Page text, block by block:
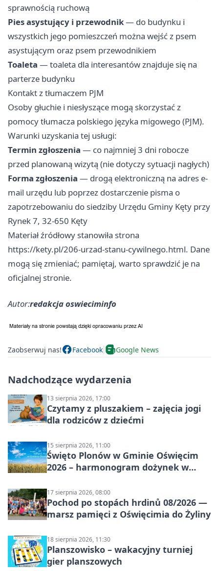
sprawnością ruchową
Pies asystujący i przewodnik— do budynku i
wszystkich jego pomieszczeń można wejść z psem
asystującym oraz psem przewodnikiem
Toaleta — toaleta dla interesantów znajduje się na
parterze budynku
Kontakt z tłumaczem PJM
Osoby głuchie i niesłyszące mogą skorzystać z
pomocy tłumacza polskiego języka migowego (PJM).
Warunki uzyskania tej usługi:
Termin zgłoszenia — co najmniej 3 dni robocze
przed planowaną wizytą (nie dotyczy sytuacji nagłych)
Forma zgłoszenia — drogą elektroniczną na adres e-
mail urzędu lub poprzez dostarczenie pisma o
zapotrzebowaniu do siedziby Urzędu Gminy Kęty przy
Rynek 7, 32-650 Kęty
Materiał źródłowy stanowiła strona
https://kety.pl/206-urzad-stanu-cywilnego.html. Dane
mogą się zmieniać; pamiętaj, warto sprawdzić je na
oficjalnej stronie.
Autor:redakcja oswieciminfo
Zaobserwuj nas! Facebook Google News
Nadchodzące wydarzenia
13 sierpnia 2026, 17:00
Czytamy z pluszakiem – zajęcia jogi
dla rodziców z dziećmi
15 sierpnia 2026, 11:00
Święto Plonów w Gminie Oświęcim
2026 – harmonogram dożynek w
17 sierpnia 2026, 08:00
Pochod po stopách hrdinů 08/2026 —
marsz pamięci z Oświęcimia do Żyliny
18 sierpnia 2026, 11:30
Planszowisko – wakacyjny turniej
gier planszowych